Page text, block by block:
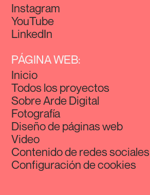
Instagram
YouTube
LinkedIn
PÁGINA WEB:
Inicio
Todos los proyectos
Sobre Arde Digital
Fotografía
Diseño de páginas web
Video
Contenido de redes sociales
Configuración de cookies